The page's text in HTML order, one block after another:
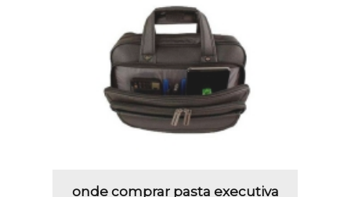
onde comprar pasta executiva